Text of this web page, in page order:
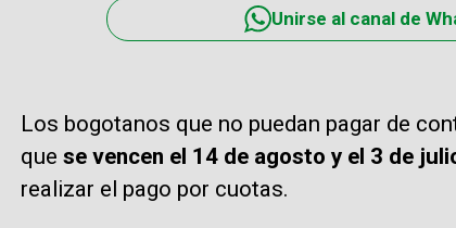
Unirse al canal de
Los bogotanos que no puedan pagar de
que se vencen el 14 de agosto y el 3 de
realizar el pago por cuotas.